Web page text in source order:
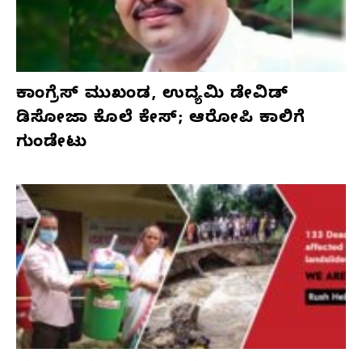
ಕಾಂಗ್ರೆಸ್‌ ಮುಖಂಡ, ಉದ್ಯಮಿ ಡೇವಿಡ್‌
ಡಿಸೋಜಾ ಕೊಲೆ ಕೇಸ್;‌ ಆರೋಪಿ ಕಾಲಿಗೆ
ಗುಂಡೇಟು